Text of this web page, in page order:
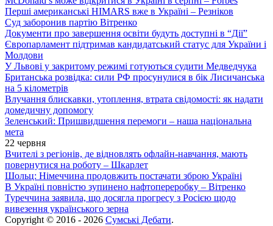
Перші американські HIMARS вже в Україні – Резніков
Суд заборонив партію Вітренко
Документи про завершення освіти будуть доступні в “Дії”
Європарламент підтримав кандидатський статус для України і
Молдови
У Львові у закритому режимі готуються судити Медведчука
Британська розвідка: сили РФ просунулися в бік Лисичанська
на 5 кілометрів
Влучання блискавки, утоплення, втрата свідомості: як надати
домедичну допомогу
Зеленський: Пришвидшення перемоги – наша національна
мета
22 червня
Вчителі з регіонів, де відновлять офлайн-навчання, мають
повернутися на роботу – Шкарлет
Шольц: Німеччина продовжить постачати зброю Україні
В Україні повністю зупинено нафтопереробку – Вітренко
Туреччина заявила, що досягла прогресу з Росією щодо
вивезення українського зерна
Copyright © 2016 - 2026 Сумські Дебати.